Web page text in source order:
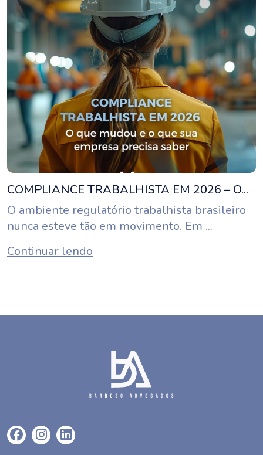
COMPLIANCE TRABALHISTA EM 2026 – O...
O ambiente regulatório trabalhista brasileiro
nunca esteve tão em movimento. Em ...
Continuar lendo